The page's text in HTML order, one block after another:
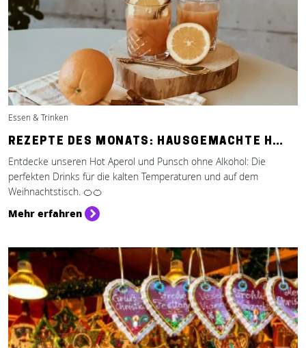
Essen & Trinken
REZEPTE DES MONATS: HAUSGEMACHTE H…
Entdecke unseren Hot Aperol und Punsch ohne Alkohol: Die
perfekten Drinks für die kalten Temperaturen und auf dem
Weihnachtstisch. 🍊🍊
Mehr erfahren